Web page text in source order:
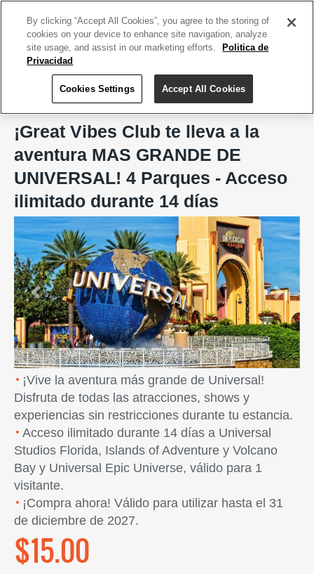
De Viaje Great Vibes Club
¡Great Vibes Club te lleva a la
aventura MAS GRANDE DE
UNIVERSAL! 4 Parques - Acceso
ilimitado durante 14 días
Previous Next
¡Vive la aventura más grande de Universal!
Disfruta de todas las atracciones, shows y
experiencias sin restricciones durante tu estancia.
Acceso ilimitado durante 14 días a Universal
Studios Florida, Islands of Adventure y Volcano
Bay y Universal Epic Universe, válido para 1
visitante.
¡Compra ahora! Válido para utilizar hasta el 31
de diciembre de 2027.
$15.00
By clicking “Accept All Cookies”, you agree to the storing of
cookies on your device to enhance site navigation, analyze
site usage, and assist in our marketing efforts.
Politica de
Privacidad
Cookies Settings Accept All Cookies